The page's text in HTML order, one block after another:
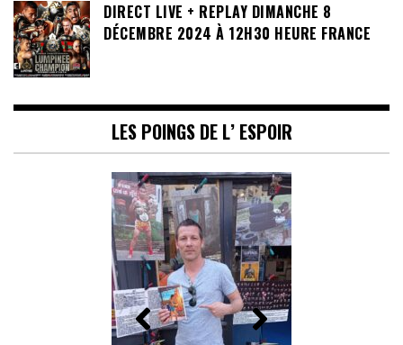
DIRECT LIVE + REPLAY DIMANCHE 8
DÉCEMBRE 2024 À 12H30 HEURE FRANCE
LES POINGS DE L’ ESPOIR